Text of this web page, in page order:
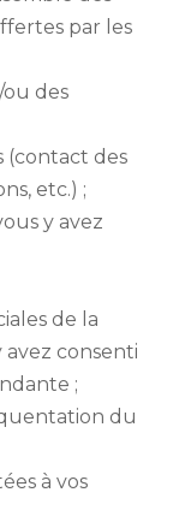
par les
des
(contact des
etc.) ;
y avez
de la
avez consenti
;
du
à vos